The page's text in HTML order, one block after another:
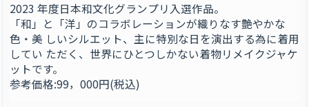
2023 年度日本和文化グランプリ入選作品。
「和」と「洋」のコラボレーションが織りなす艶やかな
色・美 しいシルエット、主に特別な日を演出する為に着用
してい ただく、世界にひとつしかない着物リメイクジャケ
ットです。
参考価格:99，000円(税込)